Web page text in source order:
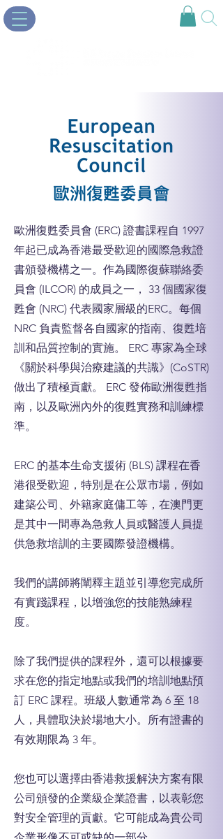
歐洲復甦委員會 (ERC) 證書課程自 1997
年起已成為香港最受歡迎的國際急救證
書頒發機構之一。作為國際復蘇聯絡委
員會 (ILCOR) 的成員之一， 33 個國家復
甦會 (NRC) 代表國家層級的ERC。每個
NRC 負責監督各自國家的指南、復甦培
訓和品質控制的實施。 ERC 專家為全球
《關於科學與治療建議的共識》(CoSTR)
做出了積極貢獻。 ERC 發佈歐洲復甦指
南，以及歐洲內外的復甦實務和訓練標
準。
ERC 的基本生命支援術 (BLS) 課程在香
港很受歡迎，特別是在公眾市場，例如
建築公司、外籍家庭傭工等，在澳門更
是其中一間專為急救人員或醫護人員提
供急救培訓的主要國際發證機構。
我們的講師將闡釋主題並引導您完成所
有實踐課程，以增強您的技能熟練程
度。
除了我們提供的課程外，還可以根據要
求在您的指定地點或我們的培訓地點預
訂 ERC 課程。班級人數通常為 6 至 18
人，具體取決於場地大小。所有證書的
有效期限為 3 年。
您也可以選擇由香港救援解決方案有限
公司頒發的企業級企業證書，以表彰您
對安全管理的貢獻。它可能成為貴公司